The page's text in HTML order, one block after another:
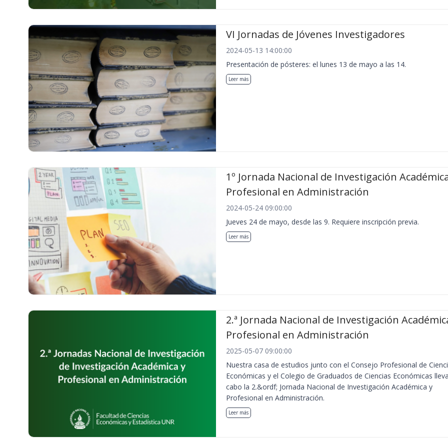
VI Jornadas de Jóvenes Investigadores
2024-05-13 14:00:00
Presentación de pósteres: el lunes 13 de mayo a las 14.
Leer más
1º Jornada Nacional de Investigación
Profesional en Administración
2024-05-24 09:00:00
Jueves 24 de mayo, desde las 9. Requiere inscripción previa.
Leer más
2.ª Jornada Nacional de Investigación
Profesional en Administración
2025-05-07 09:00:00
Nuestra casa de estudios junto con el Consejo Profesional de
Económicas y el Colegio de Graduados de Ciencias Económicas
cabo la 2.&ordf; Jornada Nacional de Investigación Académica y
Profesional en Administración.
Leer más